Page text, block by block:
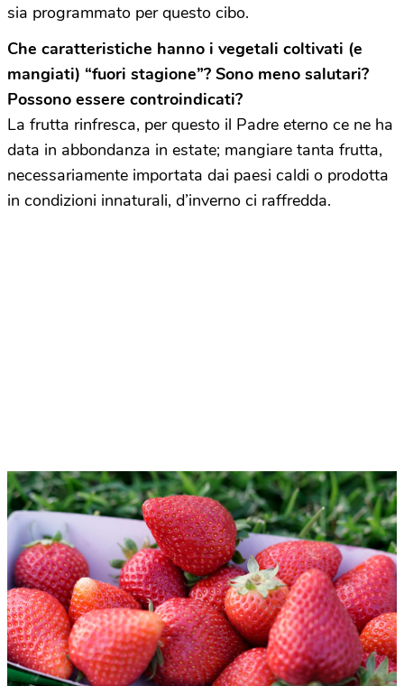
sia programmato per questo cibo.
Che caratteristiche hanno i vegetali coltivati (e
mangiati) “fuori stagione”? Sono meno salutari?
Possono essere controindicati?
La frutta rinfresca, per questo il Padre eterno ce ne ha
data in abbondanza in estate; mangiare tanta frutta,
necessariamente importata dai paesi caldi o prodotta
in condizioni innaturali, d’inverno ci raffredda.